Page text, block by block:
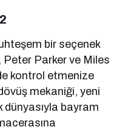
bir seçenek
Peter Parker ve Miles
kontrol etmenize
mekaniği, yeni
dünyasıyla bayram